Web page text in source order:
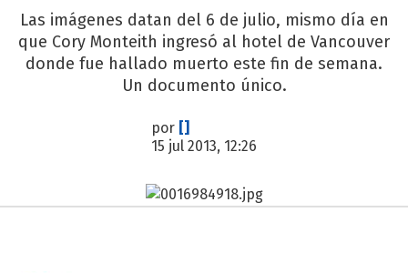
Las imágenes datan del 6 de julio, mismo día en
que Cory Monteith ingresó al hotel de Vancouver
donde fue hallado muerto este fin de semana.
Un documento único.
por []
15 jul 2013, 12:26